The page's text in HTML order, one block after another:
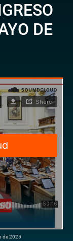
DE
de 2025